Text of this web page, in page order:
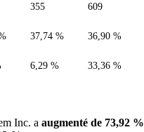
355 609
37,74 % 36,90 %
6,29 % 33,36 %
Inc. a augmenté de 73,92 %